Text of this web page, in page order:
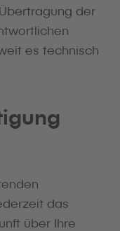
der
es technisch
das
über Ihre